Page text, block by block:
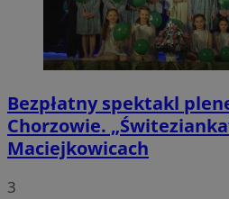
Bezpłatny spektakl
Chorzowie.
Maciejkowicach
3